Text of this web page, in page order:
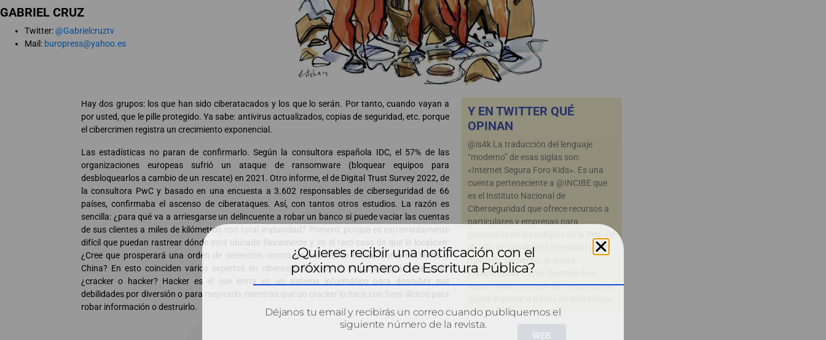
GABRIEL CRUZ
Twitter:@Gabrielcruztv
Mail: buropress@yahoo.es
Hay dos grupos: los que han sido ciberatacados y los que lo serán. Por tanto, cuando vayan a
por usted, que le pille protegido. Ya sabe: antivirus actualizados, copias de seguridad, etc. porque
el cibercrimen registra un crecimiento exponencial.
Las estadísticas no paran de confirmarlo. Según la consultora española IDC, el 57% de las
organizaciones europeas sufrió un ataque de ransomware (bloquear equipos para
desbloquearlos a cambio de un rescate) en 2021. Otro informe, el de Digital Trust Survey 2022, de
la consultora PwC y basado en una encuesta a 3.602 responsables de ciberseguridad de 66
países, confirmaba el ascenso de ciberataques. Así, con tantos otros estudios. La razón es
sencilla: ¿para qué va a arriesgarse un delincuente a robar un banco si puede vaciar las cuentas
de sus clientes a miles de kilómetros con total impunidad? Primero, porque es extremadamente
difícil que puedan rastrear dónde está ubicado físicamente y en el raro caso de que lo localicen:
¿Cree que prosperará una orden de detención contra un cracker en Rusia, Corea del Norte o
China? En esto coinciden varios expertos en ciberseguridad como Víctor Villagrá. Una duda:
¿cracker o hacker? Hacker es el que entra en un sistema informático para descubrir sus
debilidades por diversión o para mejorarlo, mientras que un cracker lo hace con fines ilícitos para
robar información o destruirlo.
Y EN TWITTER QUÉ
OPINAN
@is4k La traducción del lenguaje
“moderno” de esas siglas son:
«Internet Segura Foro Kids». Es una
cuenta perteneciente a @INCIBE que
es el Instituto Nacional de
Ciberseguridad que ofrece recursos a
particulares y empresas para
el caso de @is4k está orientado para
menores. De hecho, si quiere
implicarlos de forma divertida han
desarrollado un juego de cartas que se
WEB
¿Quieres recibir una notificación con el
próximo número de Escritura Pública?
Déjanos tu email y recibirás un correo cuando publiquemos el
siguiente número de la revista.